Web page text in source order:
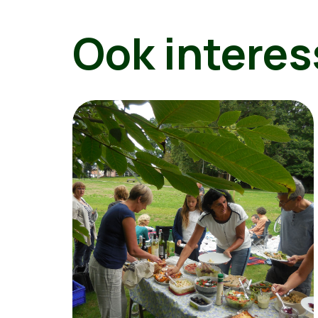
Ook